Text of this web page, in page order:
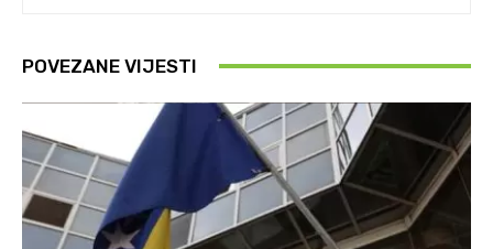
POVEZANE VIJESTI